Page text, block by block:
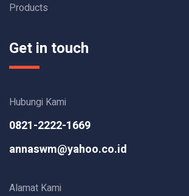
Products
Get in touch
Hubungi Kami
0821-2222-1669
annaswm@yahoo.co.id
Alamat Kami